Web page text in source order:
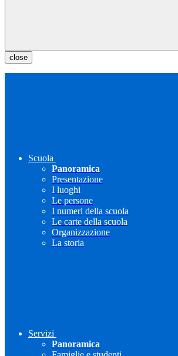
close
Scuola
Panoramica
Presentazione
I luoghi
Le persone
I numeri della scuola
Le carte della scuola
Organizzazione
La storia
Servizi
Panoramica